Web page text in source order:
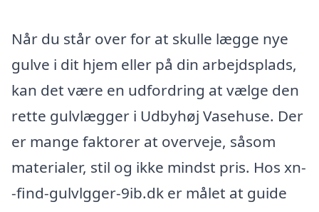
Når du står over for at skulle lægge nye
gulve i dit hjem eller på din arbejdsplads,
kan det være en udfordring at vælge den
rette gulvlægger i Udbyhøj Vasehuse. Der
er mange faktorer at overveje, såsom
materialer, stil og ikke mindst pris. Hos xn-
-find-gulvlgger-9ib.dk er målet at guide